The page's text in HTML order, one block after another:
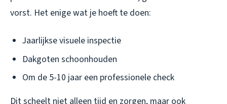
vorst. Het enige wat je hoeft te doen:
Jaarlijkse visuele inspectie
Dakgoten schoonhouden
Om de 5-10 jaar een professionele check
Dit scheelt niet alleen tijd en zorgen, maar ook